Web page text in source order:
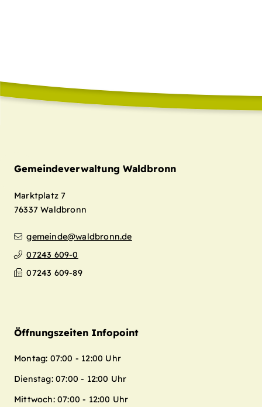
Gemeindeverwaltung Waldbronn
Marktplatz 7
76337 Waldbronn
gemeinde@waldbronn.de
07243 609-0
07243 609-89
Öffnungszeiten Infopoint
Montag: 07:00 - 12:00 Uhr
Dienstag: 07:00 - 12:00 Uhr
Mittwoch: 07:00 - 12:00 Uhr